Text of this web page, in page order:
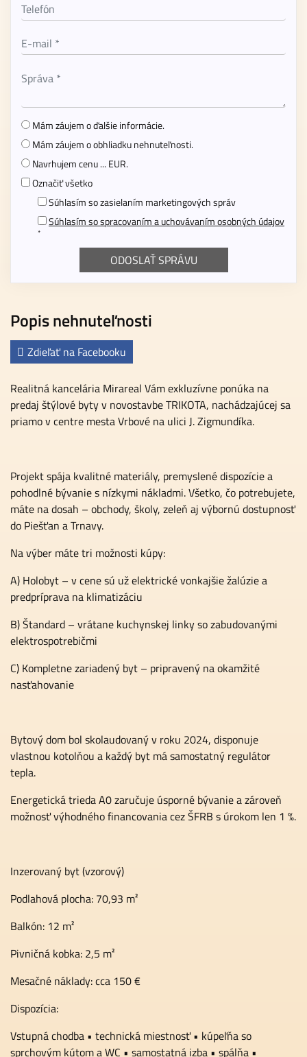
Popis nehnuteľnosti
Zdieľať na Facebooku
Realitná kancelária Mirareal Vám exkluzívne ponúka na
predaj štýlové byty v novostavbe TRIKOTA, nachádzajúcej sa
priamo v centre mesta Vrbové na ulici J. Zigmundíka.
Projekt spája kvalitné materiály, premyslené dispozície a
pohodlné bývanie s nízkymi nákladmi. Všetko, čo potrebujete,
máte na dosah – obchody, školy, zeleň aj výbornú dostupnosť
do Piešťan a Trnavy.
Na výber máte tri možnosti kúpy:
A) Holobyt – v cene sú už elektrické vonkajšie žalúzie a
predpríprava na klimatizáciu
B) Štandard – vrátane kuchynskej linky so zabudovanými
elektrospotrebičmi
C) Kompletne zariadený byt – pripravený na okamžité
nasťahovanie
Bytový dom bol skolaudovaný v roku 2024, disponuje
vlastnou kotolňou a každý byt má samostatný regulátor
tepla.
Energetická trieda A0 zaručuje úsporné bývanie a zároveň
možnosť výhodného financovania cez ŠFRB s úrokom len 1 %.
Inzerovaný byt (vzorový)
Podlahová plocha: 70,93 m²
Balkón: 12 m²
Pivničná kobka: 2,5 m²
Mesačné náklady: cca 150 €
Dispozícia:
Vstupná chodba • technická miestnosť • kúpeľňa so
sprchovým kútom a WC • samostatná izba • spálňa •
Mám záujem o ďalšie informácie.
Mám záujem o obhliadku nehnuteľnosti.
Navrhujem cenu ... EUR.
Označiť všetko
Súhlasím so zasielaním marketingových správ
Súhlasím so spracovaním a uchovávaním osobných údajov
*